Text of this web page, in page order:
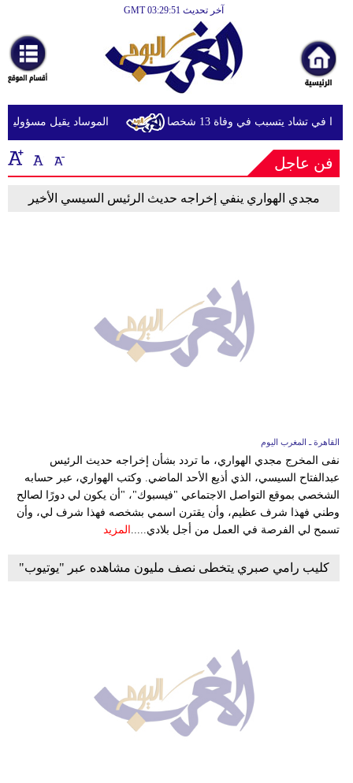
آخر تحديث GMT 03:29:51
أخبارعاجلة
رياضة
ثقافة
إقتصاد
البرلمان
المغربي
إعلام
الموساد يقيل مسؤولين في تشاد يتسبب في وفاة 13 شخصا
فن عاجل
مجدي الهواري ينفي إخراجه حديث الرئيس السيسي الأخير
القاهرة ـ المغرب اليوم
نفى المخرج مجدي الهواري، ما تردد بشأن إخراجه حديث الرئيس
عبدالفتاح السيسي، الذي أذيع الأحد الماضي. وكتب الهواري، عبر حسابه
الشخصي بموقع التواصل الاجتماعي "فيسبوك"، "أن يكون لي دورًا لصالح
وطني فهذا شرف عظيم، وأن يقترن اسمي بشخصه فهذا شرف لي، وأن
تسمح لي الفرصة في العمل من أجل بلادي..... المزيد
كليب رامي صبري يتخطى نصف مليون مشاهده عبر "يوتيوب"